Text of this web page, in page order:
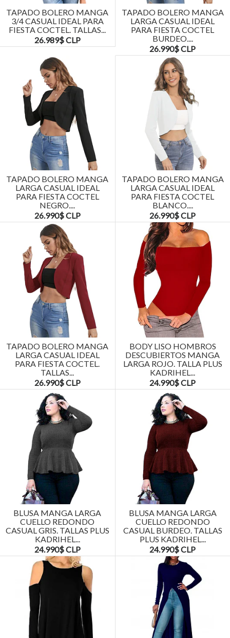
TAPADO BOLERO MANGA
3/4 CASUAL IDEAL PARA
FIESTA COCTEL. TALLAS...
26.989$ CLP
TAPADO BOLERO MANGA
LARGA CASUAL IDEAL
PARA FIESTA COCTEL
BURDEO....
26.990$ CLP
TAPADO BOLERO MANGA
LARGA CASUAL IDEAL
PARA FIESTA COCTEL
NEGRO....
26.990$ CLP
TAPADO BOLERO MANGA
LARGA CASUAL IDEAL
PARA FIESTA COCTEL
BLANCO....
26.990$ CLP
TAPADO BOLERO MANGA
LARGA CASUAL IDEAL
PARA FIESTA COCTEL.
TALLAS...
26.990$ CLP
BODY LISO HOMBROS
DESCUBIERTOS MANGA
LARGA ROJO. TALLA PLUS
KADRIHEL...
24.990$ CLP
BLUSA MANGA LARGA
CUELLO REDONDO
CASUAL GRIS. TALLAS PLUS
KADRIHEL...
24.990$ CLP
BLUSA MANGA LARGA
CUELLO REDONDO
CASUAL BURDEO. TALLAS
PLUS KADRIHEL...
24.990$ CLP